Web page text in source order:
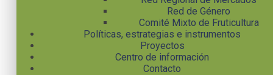
Red de Género
Comité Mixto de Fruticultura
Políticas, estrategias e instrumentos
Proyectos
Centro de información
Contacto